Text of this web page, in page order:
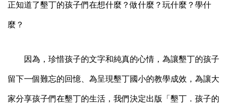
正知道了墾丁的孩子們在想什麼？做什麼？玩什麼？學什
麼？
因為，珍惜孩子的文字和純真的心情，為讓墾丁的孩子
留下一個難忘的回憶、為呈現墾丁國小的教學成效，為讓大
家分享孩子們在墾丁的生活，我們決定出版「墾丁．孩子的